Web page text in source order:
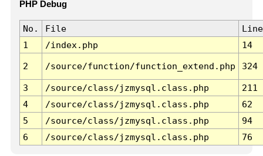
PHP Debug
No. File
Line
1
/index.php 14
2 /source/function/function_extend.php 324
3 /source/class/jzmysql.class.php
211
4
/source/class/jzmysql.class.php
62
5
/source/class/jzmysql.class.php
94
6
/source/class/jzmysql.class.php 76